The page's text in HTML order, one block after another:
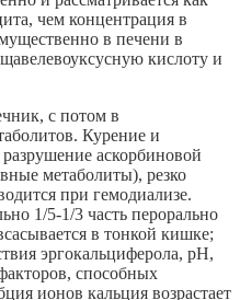
чем концентрация в
в печени в
кислоту и
с потом в
Курение и
аскорбиновой
метаболиты), резко
при гемодиализе.
1/5-1/3 часть перорально
в тонкой кишке;
эргокальциферола, pH,
способных
ионов кальция возрастает